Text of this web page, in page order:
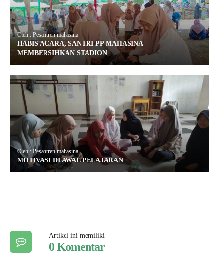
Oleh : Pesantren mahasina
HABIS ACARA, SANTRI PP MAHASINA
MEMBERSIHKAN STADION
Oleh : Pesantren mahasina
MOTIVASI DI AWAL PELAJARAN
Artikel ini memiliki
0 Komentar